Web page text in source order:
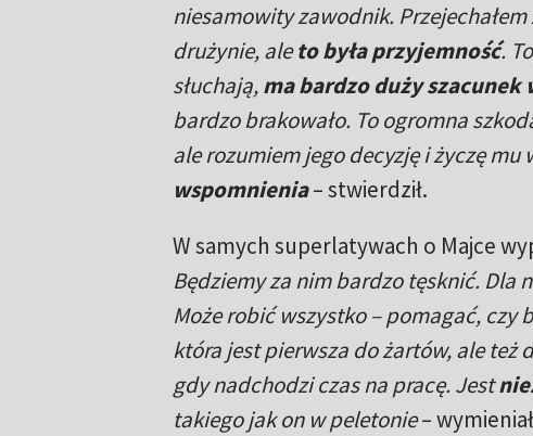
niesamowity zawodnik.
drużynie, aleto była przyjemność.
słuchają,ma bardzo duży szacunek
bardzo brakowało. To ogromna
ale rozumiem jego decyzję i życzę
wspomnienia– stwierdził.
W samych superlatywach o Majce
Będziemy za nim bardzo tęsknić. Dla
Może robić wszystko – pomagać, czy
która jest pierwsza do żartów, ale
gdy nadchodzi czas na pracę. Jest
takiego jak on w peletonie– wymieniał